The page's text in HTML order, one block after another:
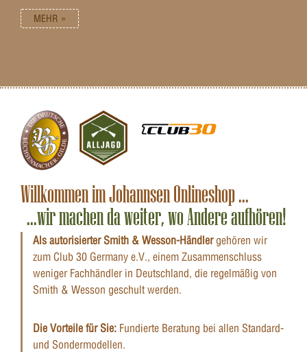
sowohl digital als auch physisch erhältlich. Bei
Zahlung mittels Kreditkarte oder Sofortüberweisung
ist der Gutschein zudem unmittelbar freigeschaltet
gut zum direkten Verschenken mittels persönlicher
Übergabe. Ebenfalls sind unsere Gutscheine damit
besonders gut als dekorative und zudem zweckmäßige
Preise bei Wettkämpfen oder auch im Rahmen von
Ehrungen und Verleihungen geeignet.
MEHR »
Willkommen im Johannsen Onlineshop ...
...wir machen da weiter, wo Andere aufhören!
Als autorisierter Smith & Wesson-Händlergehören wir
zum Club 30 Germany e.V., einem Zusammenschluss
weniger Fachhändler in Deutschland, die regelmäßig von
Smith & Wesson geschult werden.
Die Vorteile für Sie: Fundierte Beratung bei allen Standard-
und Sondermodellen.